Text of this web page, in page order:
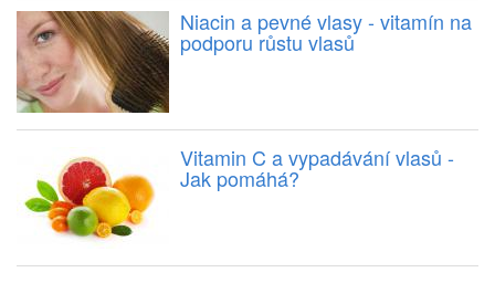
Niacin a pevné vlasy - vitamín na
podporu růstu vlasů
Vitamin C a vypadávání vlasů -
Jak pomáhá?